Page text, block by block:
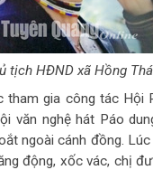
tịch HĐND xã Hồng
tham gia công tác Hội
văn nghệ hát Páo
ngoài cánh đồng.
động, xốc vác, chị